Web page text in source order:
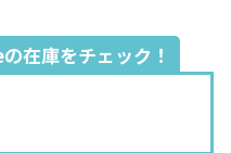
在庫をチェック！